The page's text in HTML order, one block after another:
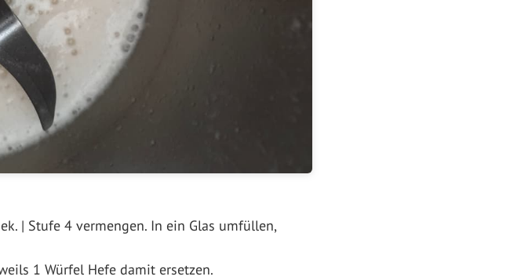
| Stufe 4 vermengen. In ein Glas umfüllen,
1 Würfel Hefe damit ersetzen.